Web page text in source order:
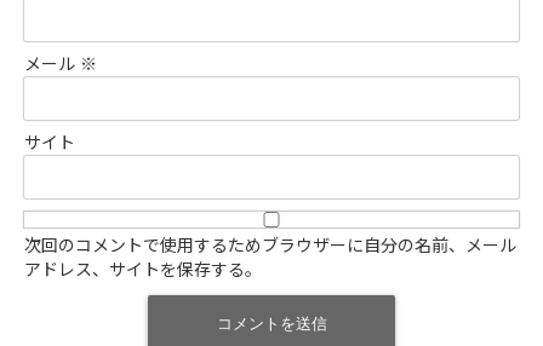
メール ※
サイト
次回のコメントで使用するためブラウザーに自分の名前、メール
アドレス、サイトを保存する。